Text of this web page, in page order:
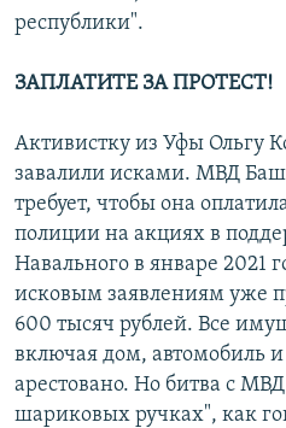
республики".
ЗАПЛАТИТЕ ЗА ПРОТЕСТ!
Активистку из Уфы Ольгу
завалили исками. МВД
требует, чтобы она
полиции на акциях в
Навального в январе 2021
исковым заявлениям уже
600 тысяч рублей. Все
включая дом, автомобиль
арестовано. Но битва с
шариковых ручках", как